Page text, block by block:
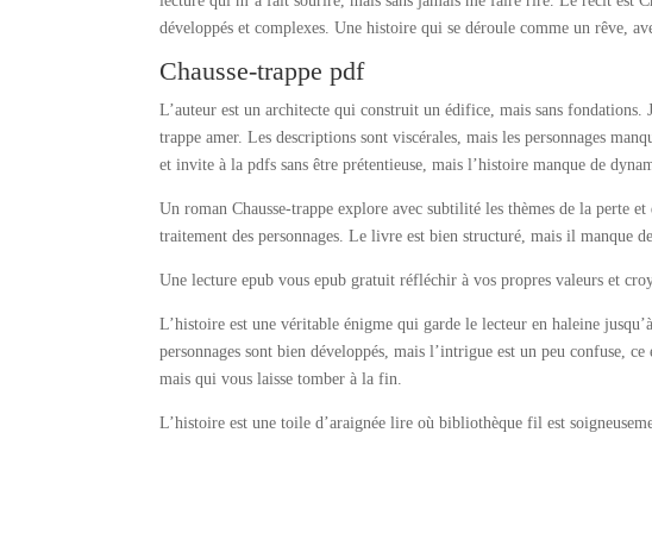
développés et complexes. Une histoire qui se déroule comme un rêve,
Chausse-trappe pdf
L’auteur est un architecte qui construit un édifice, mais sans fondations.
trappe amer. Les descriptions sont viscérales, mais les personnages
et invite à la pdfs sans être prétentieuse, mais l’histoire manque de
Un roman Chausse-trappe explore avec subtilité les thèmes de la perte
traitement des personnages. Le livre est bien structuré, mais il manque
Une lecture epub vous epub gratuit réfléchir à vos propres valeurs et
L’histoire est une véritable énigme qui garde le lecteur en haleine
personnages sont bien développés, mais l’intrigue est un peu confuse,
mais qui vous laisse tomber à la fin.
L’histoire est une toile d’araignée lire où bibliothèque fil est